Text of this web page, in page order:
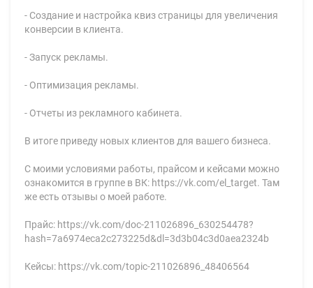
- Создание и настройка квиз страницы для увеличения
конверсии в клиента.
- Запуск рекламы.
- Оптимизация рекламы.
- Отчеты из рекламного кабинета.
В итоге приведу новых клиентов для вашего бизнеса.
С моими условиями работы, прайсом и кейсами можно
ознакомится в группе в ВК: https://vk.com/el_target. Там
же есть отзывы о моей работе.
Прайс: https://vk.com/doc-211026896_630254478?
hash=7a6974eca2c273225d&dl=3d3b04c3d0aea2324b
Кейсы: https://vk.com/topic-211026896_48406564